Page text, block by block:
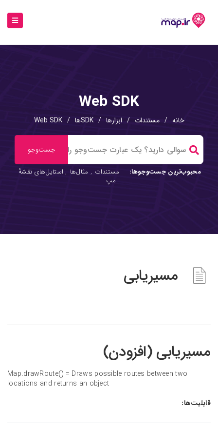
Web SDK
خانه / مستندات / ابزارها / SDKها /
Web SDK
محبوب‌ترین جست‌وجوها: مستندات , مثال‌ها , استایل‌های نقشهٔ
مپ
مسیریابی
مسیریابی (افزودن)
Map.drawRoute() = Draws possible routes between two
locations and returns an object
قابلیت‌ها: